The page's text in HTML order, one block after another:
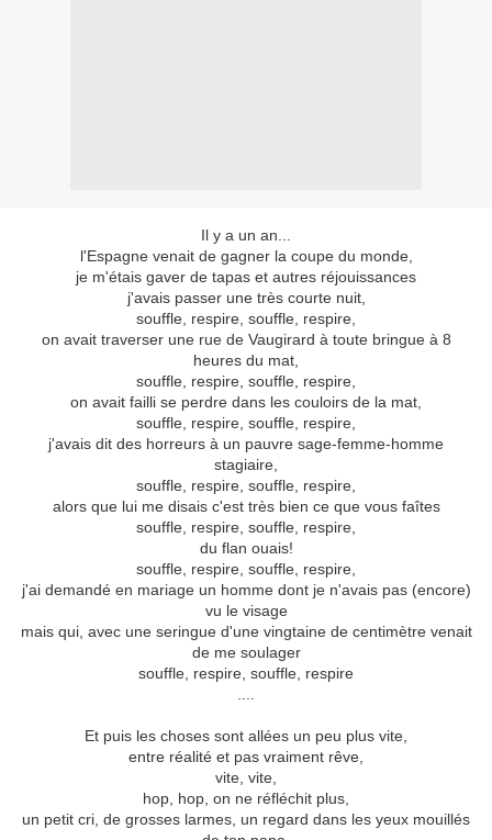
Il y a un an...
l'Espagne venait de gagner la coupe du monde,
je m'étais gaver de tapas et autres réjouissances
j'avais passer une très courte nuit,
souffle, respire, souffle, respire,
on avait traverser une rue de Vaugirard à toute bringue à 8
heures du mat,
souffle, respire, souffle, respire,
on avait failli se perdre dans les couloirs de la mat,
souffle, respire, souffle, respire,
j'avais dit des horreurs à un pauvre sage-femme-homme
stagiaire,
souffle, respire, souffle, respire,
alors que lui me disais c'est très bien ce que vous faîtes
souffle, respire, souffle, respire,
du flan ouais!
souffle, respire, souffle, respire,
j'ai demandé en mariage un homme dont je n'avais pas (encore)
vu le visage
mais qui, avec une seringue d'une vingtaine de centimètre venait
de me soulager
souffle, respire, souffle, respire
Et puis les choses sont allées un peu plus vite,
entre réalité et pas vraiment rêve,
vite, vite,
hop, hop, on ne réfléchit plus,
un petit cri, de grosses larmes, un regard dans les yeux mouillés